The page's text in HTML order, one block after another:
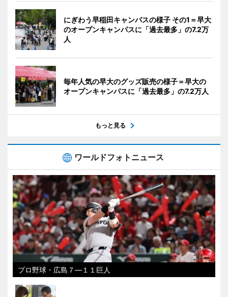
にぎわう早稲田キャンパスの様子 その1＝早大
のオープンキャンパスに「過去最多」の7.2万
人
毎年人気の早大のグッズ販売の様子＝早大の
オープンキャンパスに「過去最多」の7.2万人
もっと見る
ワールドフォトニュース
プロ野球・広島７―１１巨人